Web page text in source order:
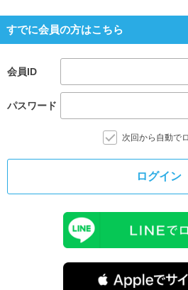
すでに会員の方はこちら
会員ID
パスワード
次回から自動で
ログイン